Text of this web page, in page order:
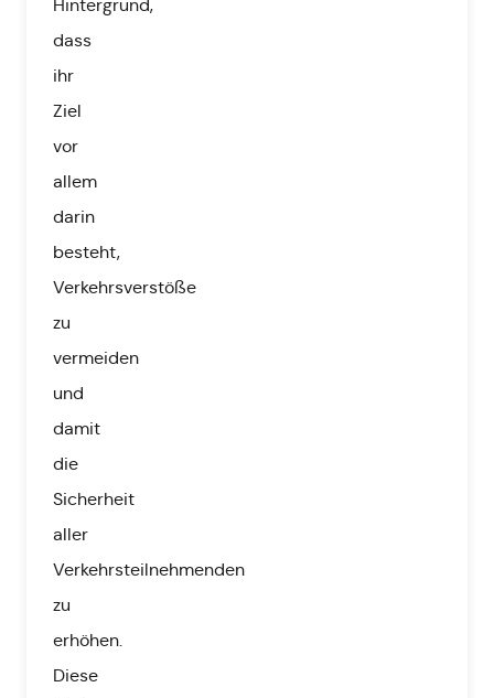
Hintergrund,
dass
ihr
Ziel
vor
allem
darin
besteht,
Verkehrsverstöße
zu
vermeiden
und
damit
die
Sicherheit
aller
Verkehrsteilnehmenden
zu
erhöhen.
Diese